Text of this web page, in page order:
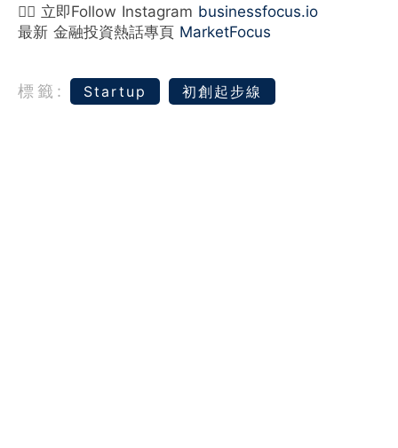
👉🏻 立即Follow Instagram businessfocus.io
最新 金融投資熱話專頁 MarketFocus
標籤: Startup 初創起步線